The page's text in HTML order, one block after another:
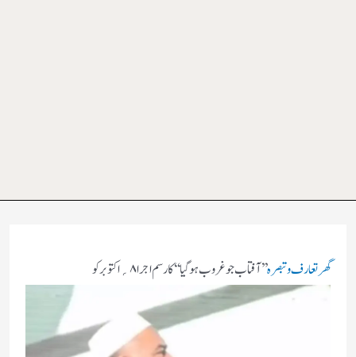
گھرتعارف و تبصرہ’’آفتاب جو غروب ہوگیا ‘‘ کا رسم اجرا۸؍اکتوبر کو